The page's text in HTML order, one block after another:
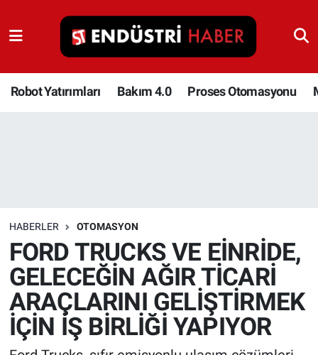
Robot Yatırımları Bakım 4.0 Proses Otomasyonu
HABERLER OTOMASYON
FORD TRUCKS VE EİNRİDE,
GELECEĞİN AĞIR TİCARİ
ARAÇLARINI GELİŞTİRMEK
İÇİN İŞ BİRLİĞİ YAPIYOR
Robot Yatırımları
Bakım 4.0
Depolama Çözümleri
İnşaat ve Malzeme
HaberOrtak
EndüstriST